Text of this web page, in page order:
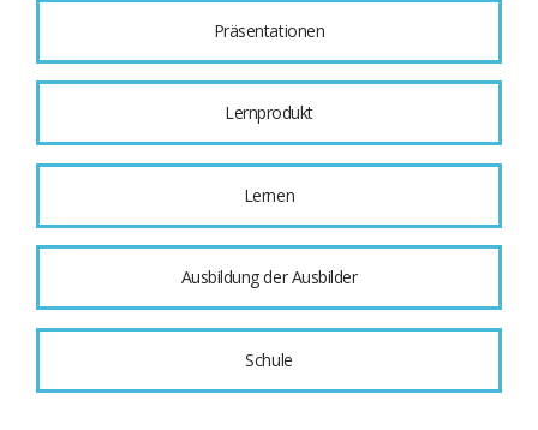
Präsentationen
Lernprodukt
Lernen
Ausbildung der Ausbilder
Schule